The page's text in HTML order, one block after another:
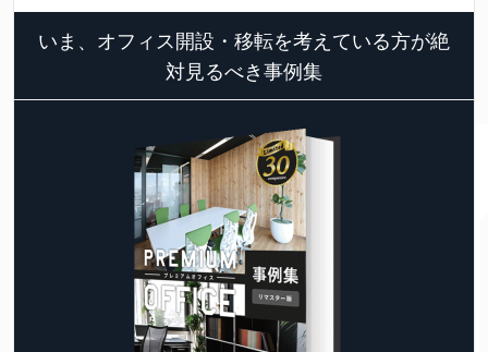
いま、オフィス開設・移転を考えている方が絶
対見るべき事例集